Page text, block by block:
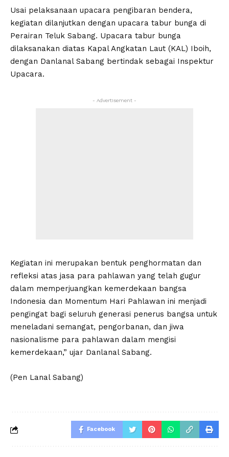
Usai pelaksanaan upacara pengibaran bendera,
kegiatan dilanjutkan dengan upacara tabur bunga di
Perairan Teluk Sabang. Upacara tabur bunga
dilaksanakan diatas Kapal Angkatan Laut (KAL) Iboih,
dengan Danlanal Sabang bertindak sebagai Inspektur
Upacara.
- Advertisement -
Kegiatan ini merupakan bentuk penghormatan dan
refleksi atas jasa para pahlawan yang telah gugur
dalam memperjuangkan kemerdekaan bangsa
Indonesia dan Momentum Hari Pahlawan ini menjadi
pengingat bagi seluruh generasi penerus bangsa untuk
meneladani semangat, pengorbanan, dan jiwa
nasionalisme para pahlawan dalam mengisi
kemerdekaan,” ujar Danlanal Sabang.
(Pen Lanal Sabang)
Facebook